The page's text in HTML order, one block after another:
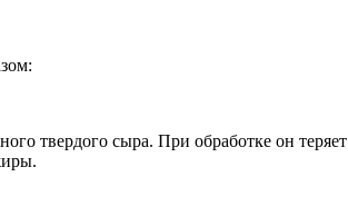
твердого сыра. При обработке он теряет